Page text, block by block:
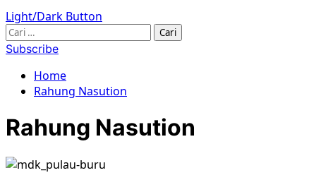
Light/Dark Button
Cari
untuk:
Subscribe
Home
Rahung Nasution
Rahung Nasution